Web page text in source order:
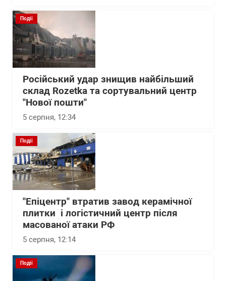
Події
Російський удар знищив найбільший
склад Rozetka та сортувальний центр
"Нової пошти"
5 серпня, 12:34
Події
"Епіцентр" втратив завод керамічної
плитки і логістичний центр після
масованої атаки РФ
5 серпня, 12:14
Події